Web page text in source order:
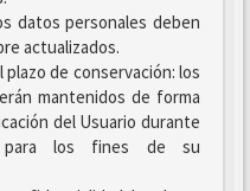
datos personales deben
actualizados.
de conservación: los
mantenidos de forma
del Usuario durante
para los fines de su